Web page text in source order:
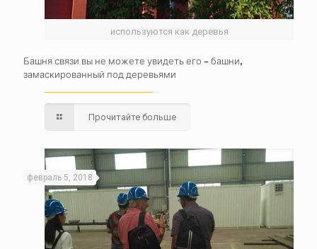
используются как деревья
Башня связи вы не можете увидеть его – башни,
замаскированный под деревьями
Прочитайте больше
февраль 5, 2018